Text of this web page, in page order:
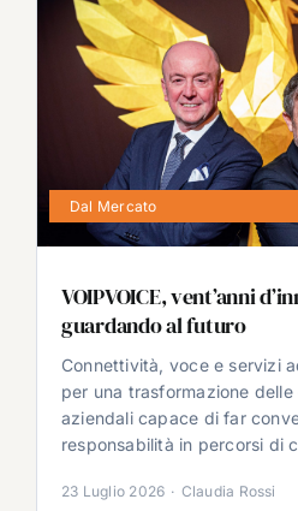
Dal Mercato
VOIPVOICE, vent’anni
guardando al futuro
Connettività, voce e servizi
per una trasformazione
aziendali capace di far
responsabilità in percorsi di
23 Luglio 2026 · Claudia Rossi